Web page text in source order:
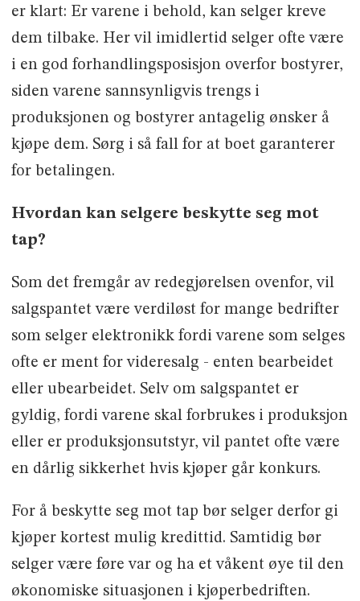
er klart: Er varene i behold, kan selger kreve
dem tilbake. Her vil imidlertid selger ofte være
i en god forhandlingsposisjon overfor bostyrer,
siden varene sannsynligvis trengs i
produksjonen og bostyrer antagelig ønsker å
kjøpe dem. Sørg i så fall for at boet garanterer
for betalingen.
Hvordan kan selgere beskytte seg mot
tap?
Som det fremgår av redegjørelsen ovenfor, vil
salgspantet være verdiløst for mange bedrifter
som selger elektronikk fordi varene som selges
ofte er ment for videresalg - enten bearbeidet
eller ubearbeidet. Selv om salgspantet er
gyldig, fordi varene skal forbrukes i produksjon
eller er produksjonsutstyr, vil pantet ofte være
en dårlig sikkerhet hvis kjøper går konkurs.
For å beskytte seg mot tap bør selger derfor gi
kjøper kortest mulig kredittid. Samtidig bør
selger være føre var og ha et våkent øye til den
økonomiske situasjonen i kjøperbedriften.